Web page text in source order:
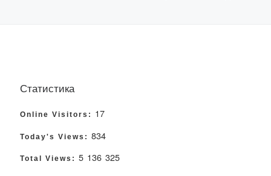
Статистика
Online Visitors: 17
Today's Views: 834
Total Views: 5 136 325